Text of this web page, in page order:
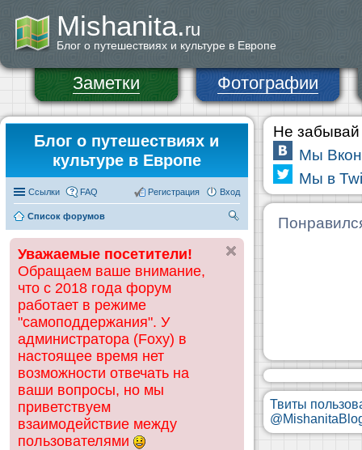
Mishanita.ru
Блог о путешествиях и культуре в Европе
Заметки Фотографии
Блог о путешествиях и
культуре в Европе
Ссылки FAQ Вход
Регистрация
Список форумов
ск
Уважаемые посетители!
Обращаем ваше внимание,
что с 2018 года форум
работает в режиме
"самоподдержания". У
администратора (Foxy) в
настоящее время нет
возможности отвечать на
ваши вопросы, но мы
приветствуем
взаимодействие между
пользователями
Не забывай
Мы
Мы в
Твиты